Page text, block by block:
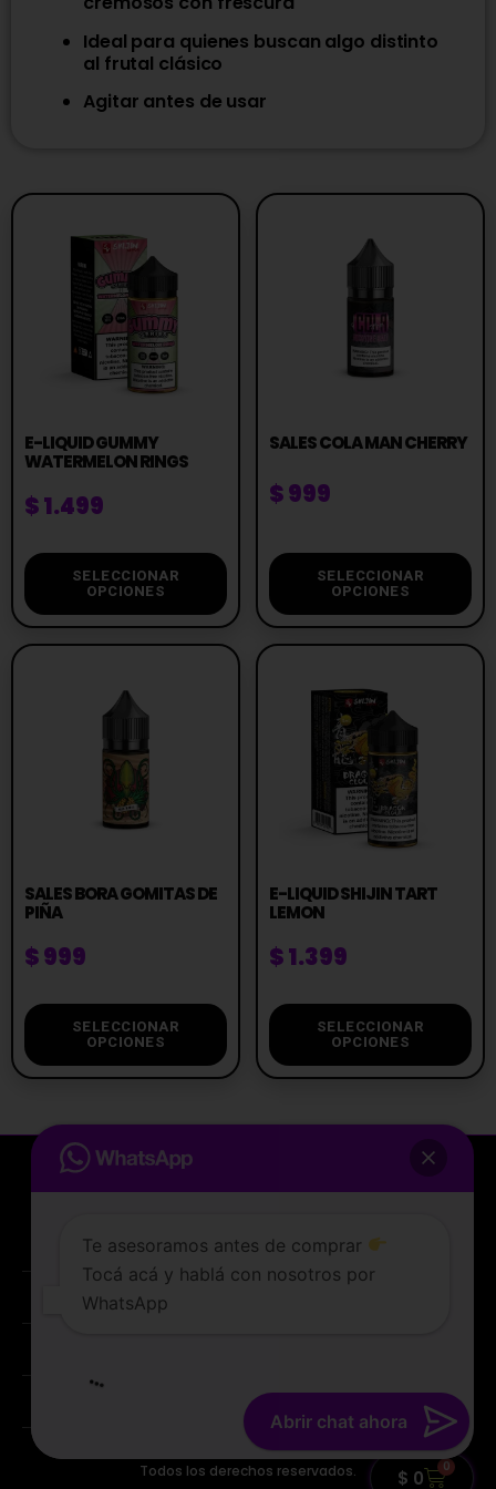
$ 0 0
Ideal para quienes buscan algo distinto
al frutal clásico
Agitar antes de usar
E-LIQUID GUMMY
WATERMELON RINGS
$1.499
SELECCIONAR
OPCIONES
SALES COLA MAN CHERRY
$999
SELECCIONAR
OPCIONES
SALES BORA GOMITAS DE
PIÑA
$999
SELECCIONAR
OPCIONES
E-LIQUID SHIJIN TART
LEMON
$1.399
SELECCIONAR
OPCIONES
ATENCIÓN AL CLIENTE
Lunes a sabados de 10 a 19 hs
TERMINOS Y CONDICIONES
© 2022 TIENDAVAPER.UY
Todos los derechos reservados.
Te asesoramos antes de comprar
WhatsApp
Abrir chat ahora